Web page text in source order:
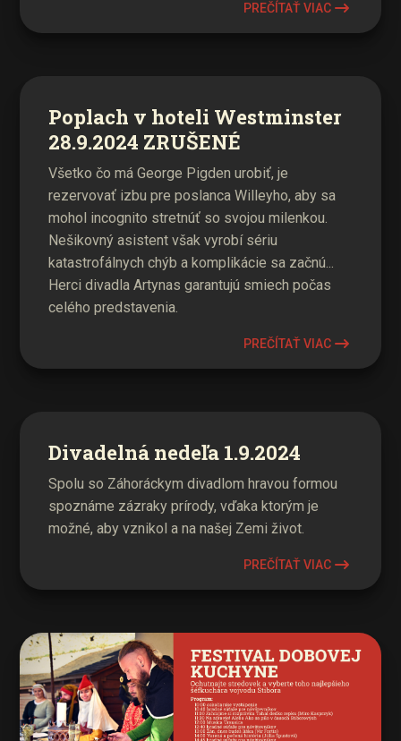
PREČÍTAŤ VIAC
Poplach v hoteli Westminster
28.9.2024 ZRUŠENÉ
Všetko čo má George Pigden urobiť, je
rezervovať izbu pre poslanca Willeyho, aby sa
mohol incognito stretnúť so svojou milenkou.
Nešikovný asistent však vyrobí sériu
katastrofálnych chýb a komplikácie sa začnú...
Herci divadla Artynas garantujú smiech počas
celého predstavenia.
PREČÍTAŤ VIAC
Divadelná nedeľa 1.9.2024
Spolu so Záhoráckym divadlom hravou formou
spoznáme zázraky prírody, vďaka ktorým je
možné, aby vznikol a na našej Zemi život.
PREČÍTAŤ VIAC